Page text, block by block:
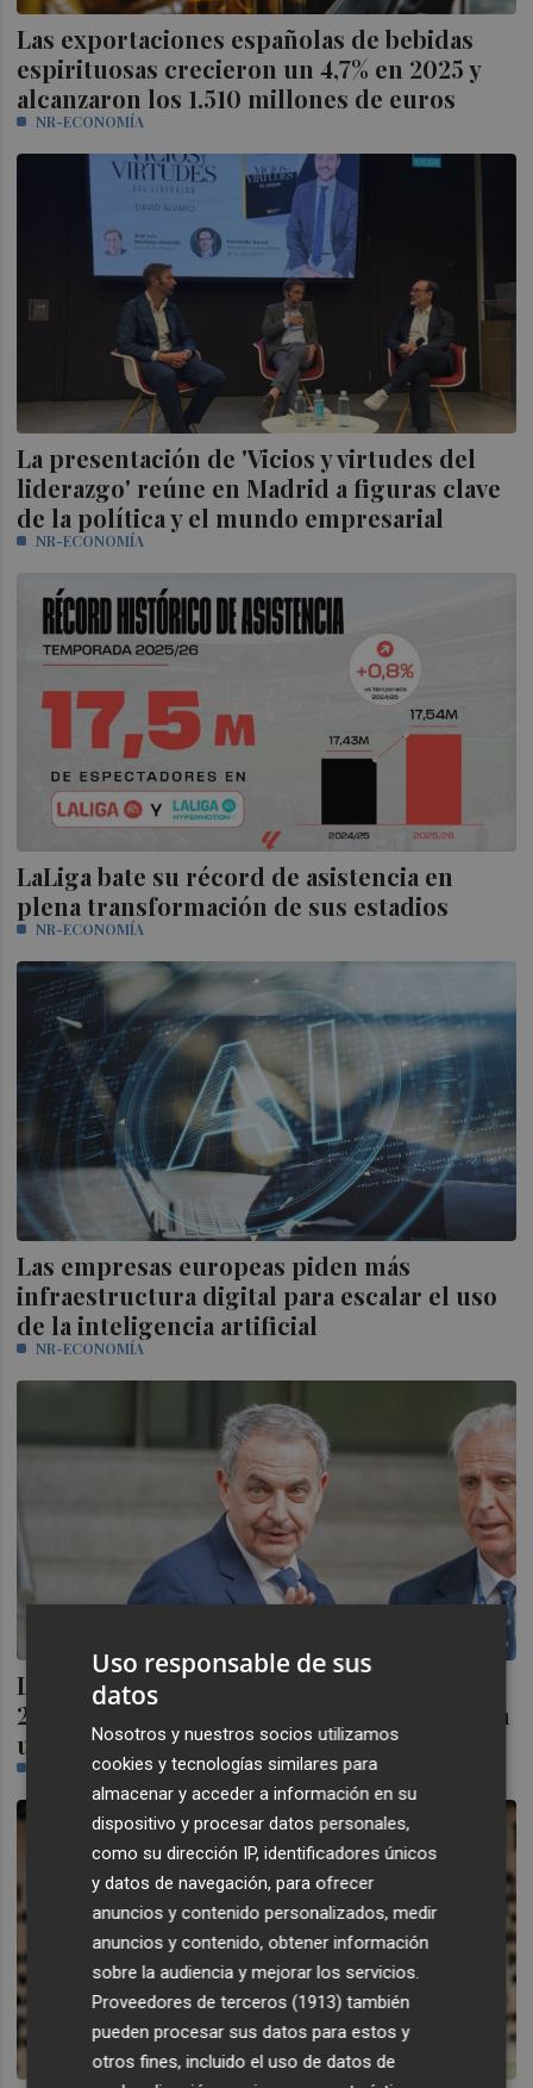
Las exportaciones españolas de bebidas
espirituosas crecieron un 4,7% en 2025 y
alcanzaron los 1.510 millones de euros
NR-ECONOMÍA
La presentación de 'Vicios y virtudes del
liderazgo' reúne en Madrid a figuras clave
de la política y el mundo empresarial
NR-ECONOMÍA
LaLiga bate su récord de asistencia en
plena transformación de sus estadios
NR-ECONOMÍA
Las empresas europeas piden más
infraestructura digital para escalar el uso
de la inteligencia artificial
NR-ECONOMÍA
La UDEF señala que Zapatero cobró
200.000 euros por mediar con Bolivia para
una empresa
Uso responsable de sus
datos
Nosotros y nuestros socios utilizamos
cookies y tecnologías similares para
almacenar y acceder a información en su
dispositivo y procesar datos personales,
como su dirección IP, identificadores únicos
y datos de navegación, para ofrecer
anuncios y contenido personalizados, medir
anuncios y contenido, obtener información
sobre la audiencia y mejorar los servicios.
Proveedores de terceros (1913) también
pueden procesar sus datos para estos y
otros fines, incluido el uso de datos de